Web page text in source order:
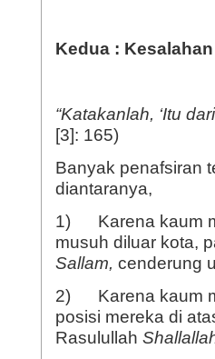
Kedua : Kesalaha
“Katakanlah, ‘Itu
[3]: 165)
Banyak penafsiran
diantaranya,
1) Karena kaum
musuh diluar kota,
Sallam, cenderung
2) Karena kaum
posisi mereka di
Rasulullah S